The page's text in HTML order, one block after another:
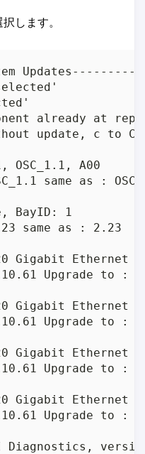
します。
already at
update, c to
OSC_1.1, A00
same as :
BayID: 1
same as : 2.23
Gigabit Ethernet
Upgrade to :
Gigabit Ethernet
Upgrade to :
Gigabit Ethernet
Upgrade to :
Gigabit Ethernet
Upgrade to :
version